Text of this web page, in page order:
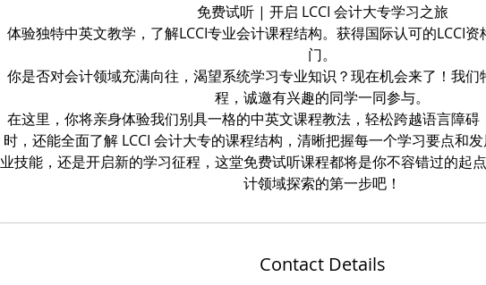
免费试听 | 开启 LCCI 会计大专学习之旅
体验独特中英文教学，了解LCCI专业会计课程结构。获得国际认可的LCCI
门。
你是否对会计领域充满向往，渴望系统学习专业知识？现在机会来了！我
程，诚邀有兴趣的同学一同参与。
在这里，你将亲身体验我们别具一格的中英文课程教法，轻松跨越语言障
时，还能全面了解 LCCI 会计大专的课程结构，清晰把握每一个学习要点和
业技能，还是开启新的学习征程，这堂免费试听课程都将是你不容错过的起
计领域探索的第一步吧！
Contact Details